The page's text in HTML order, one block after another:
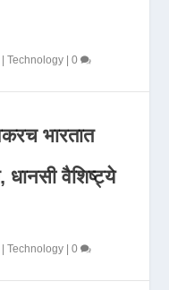
|Technology |0
भारतात
धानसी वैशिष्ट्ये
|Technology |0